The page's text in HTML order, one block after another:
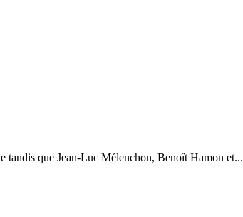
tandis que Jean-Luc Mélenchon, Benoît Hamon et...